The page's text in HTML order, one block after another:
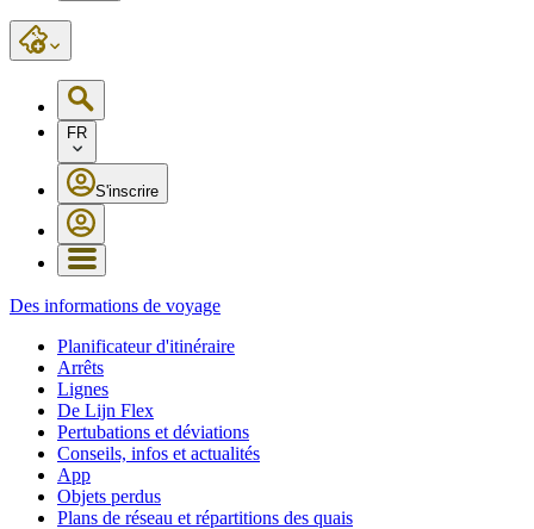
FR
S'inscrire
Des informations de voyage
Planificateur d'itinéraire
Arrêts
Lignes
De Lijn Flex
Pertubations et déviations
Conseils, infos et actualités
App
Objets perdus
Plans de réseau et répartitions des quais